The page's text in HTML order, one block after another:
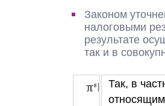
Законом
налоговыми
результате
так и в
Так, в